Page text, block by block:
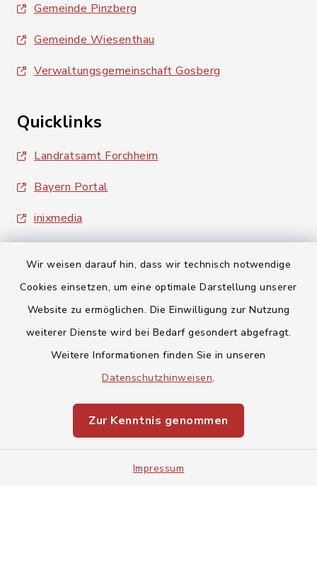
Wir weisen darauf hin, dass wir technisch notwendige
Cookies einsetzen, um eine optimale Darstellung unserer
Website zu ermöglichen. Die Einwilligung zur Nutzung
weiterer Dienste wird bei Bedarf gesondert abgefragt.
Weitere Informationen finden Sie in unseren
Datenschutzhinweisen.
Zur Kenntnis genommen
Impressum
Gemeinde Pinzberg
Gemeinde Wiesenthau
Verwaltungsgemeinschaft Gosberg
Quicklinks
Landratsamt Forchheim
Bayern Portal
inixmedia
Barrierefreiheit
Impressum
Sitemap